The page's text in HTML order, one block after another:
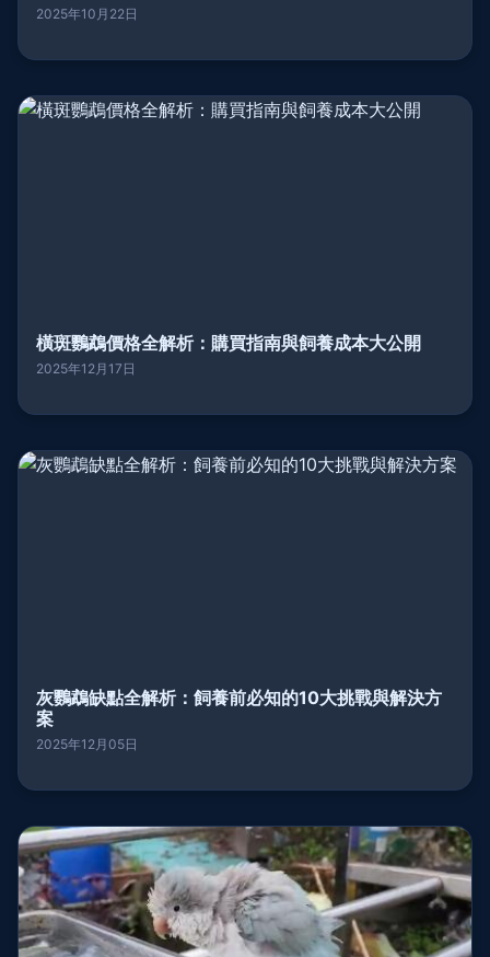
2025年10月22日
橫斑鸚鵡價格全解析：購買指南與飼養成本大公開
2025年12月17日
灰鸚鵡缺點全解析：飼養前必知的10大挑戰與解決方
案
2025年12月05日